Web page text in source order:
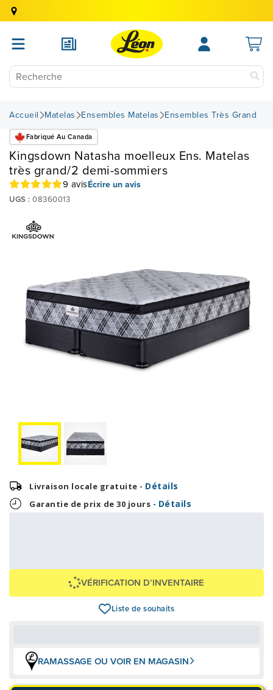
Accueil Matelas Ensembles Matelas Ensembles Très Grand
Fabriqué Au Canada
Kingsdown Natasha moelleux Ens. Matelas
très grand/2 demi-sommiers
9 avisÉcrire un avis
UGS : 08360013
Livraison locale gratuite - Détails
Garantie de prix de 30 jours - Détails
VÉRIFICATION D’INVENTAIRE
Liste de souhaits
RAMASSAGE OU VOIR EN MAGASIN